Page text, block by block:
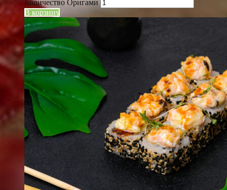
Количество Оригами
В корзину